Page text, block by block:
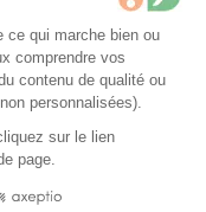
générales de vente
conforme (94%)
ce qui marche bien ou
comprendre vos
contenu de qualité ou
personnalisées).
sur le lien
page.